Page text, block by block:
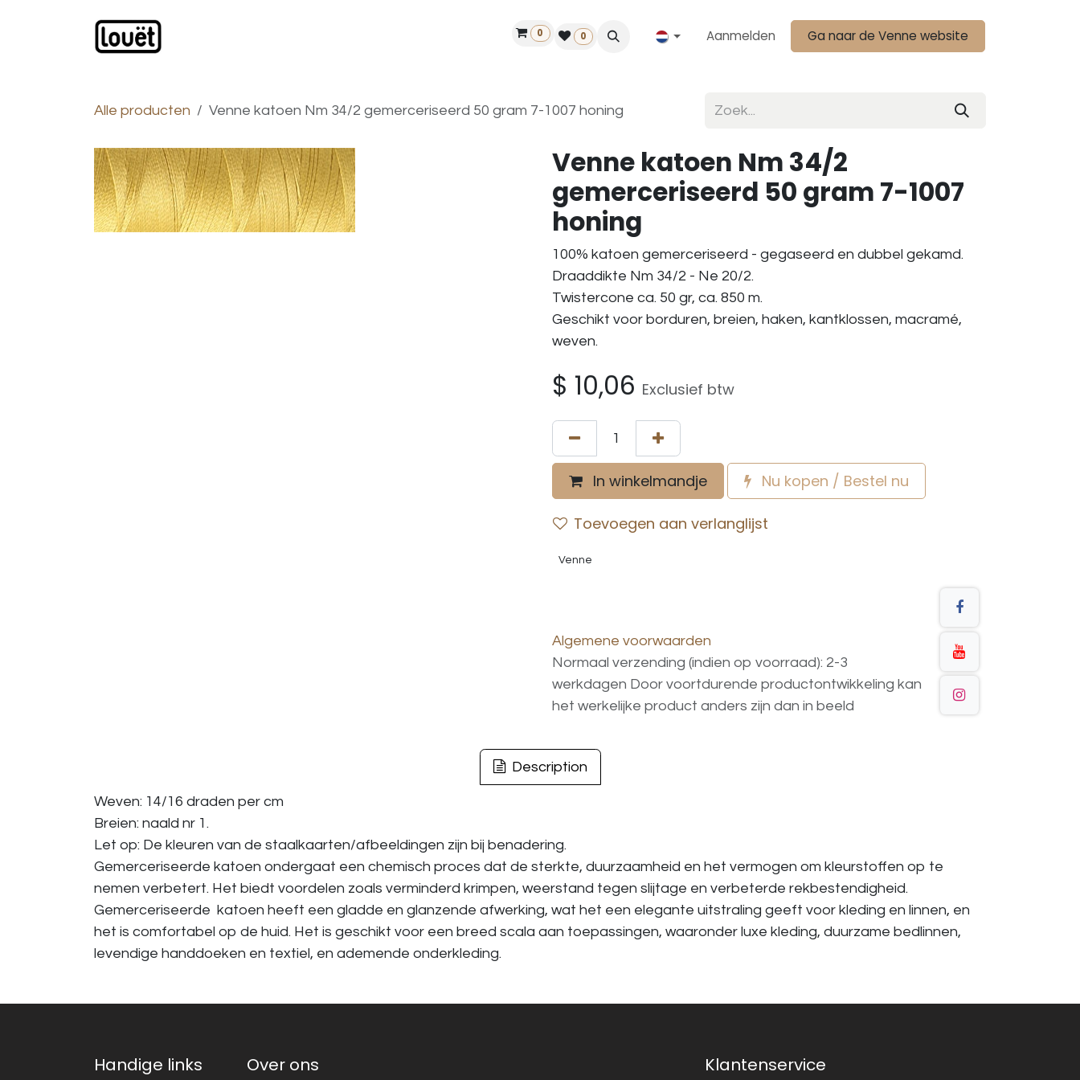
Vind een dealer
0 0 Aanmelden Ga naar de Venne website
Alle producten Venne katoen Nm 34/2 gemerceriseerd 50 gram 7-1007 honing
Venne katoen Nm 34/2
gemerceriseerd 50 gram 7-1007
honing
100% katoen gemerceriseerd - gegaseerd en dubbel gekamd.
Draaddikte Nm 34/2 - Ne 20/2.
Twistercone ca. 50 gr, ca. 850 m.
Geschikt voor borduren, breien, haken, kantklossen, macramé,
weven.
$ 10,06 Exclusief btw
In winkelmandje Nu kopen / Bestel nu
Toevoegen aan verlanglijst
Venne
Algemene voorwaarden
Normaal verzending (indien op voorraad): 2-3
werkdagen Door voortdurende productontwikkeling kan
het werkelijke product anders zijn dan in beeld
Description
Weven: 14/16 draden per cm
Breien: naald nr 1.
Let op: De kleuren van de staalkaarten/afbeeldingen zijn bij benadering.
Gemerceriseerde katoen ondergaat een chemisch proces dat de sterkte, duurzaamheid en het vermogen om kleurstoffen op te
nemen verbetert. Het biedt voordelen zoals verminderd krimpen, weerstand tegen slijtage en verbeterde rekbestendigheid.
Gemerceriseerde katoen heeft een gladde en glanzende afwerking, wat het een elegante uitstraling geeft voor kleding en linnen, en
het is comfortabel op de huid. Het is geschikt voor een breed scala aan toepassingen, waaronder luxe kleding, duurzame bedlinnen,
levendige handdoeken en textiel, en ademende onderkleding.
Handige links Over ons Klantenservice